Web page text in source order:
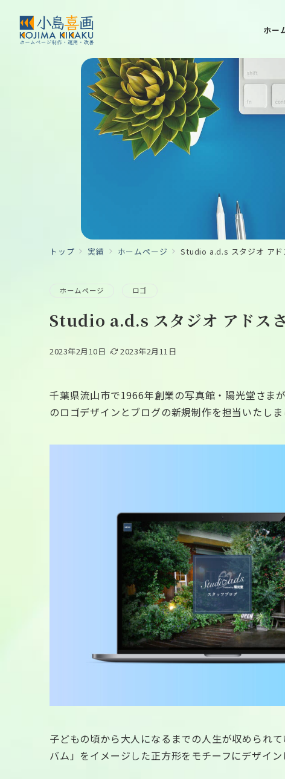
ホー
トップ 実績 ホームページ Studio a.d.s スタジオ アド
ホームページ ロゴ
Studio a.d.s スタジオ アドス
2023年2月10日 2023年2月11日
千葉県流山市で1966年創業の写真館・陽光堂さ
のロゴデザインとブログの新規制作を担当いたしま
子どもの頃から大人になるまでの人生が収められ
バム」をイメージした正方形をモチーフにデザイン